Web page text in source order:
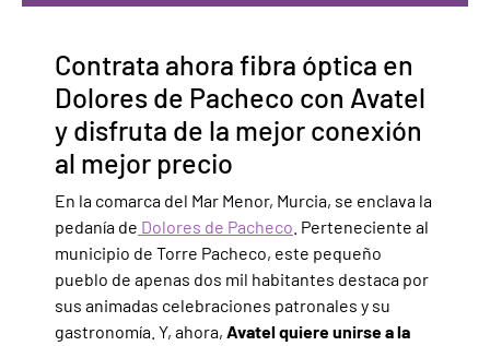
Contrata ahora fibra óptica en
Dolores de Pacheco con Avatel
y disfruta de la mejor conexión
al mejor precio
En la comarca del Mar Menor, Murcia, se enclava la
pedanía de Dolores de Pacheco . Perteneciente al
municipio de Torre Pacheco, este pequeño
pueblo de apenas dos mil habitantes destaca por
sus animadas celebraciones patronales y su
gastronomía. Y, ahora, Avatel quiere unirse a la